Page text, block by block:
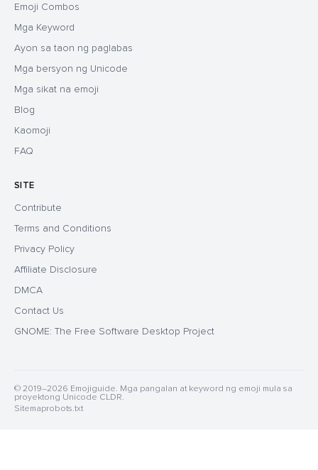
Emoji Combos
Mga Keyword
Ayon sa taon ng paglabas
Mga bersyon ng Unicode
Mga sikat na emoji
Blog
Kaomoji
FAQ
SITE
Contribute
Terms and Conditions
Privacy Policy
Affiliate Disclosure
DMCA
Contact Us
GNOME: The Free Software Desktop Project
© 2019–2026 Emojiguide. Mga pangalan at keyword ng emoji mula sa
proyektong Unicode CLDR.
Sitemaprobots.txt